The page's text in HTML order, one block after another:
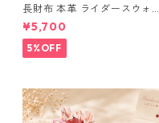
長財布 本革 ライダースウォレ
ット 国産 ヌメ革 ブラウン バ
ングラデシュ l175 レザー 革財
布 ハンドメイド 経年変化
¥5,700
5%OFF